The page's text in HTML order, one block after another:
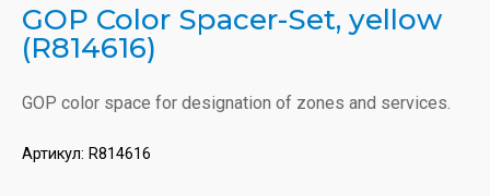
GOP Color Spacer-Set, yellow
(R814616)
GOP color space for designation of zones and services.
Артикул: R814616